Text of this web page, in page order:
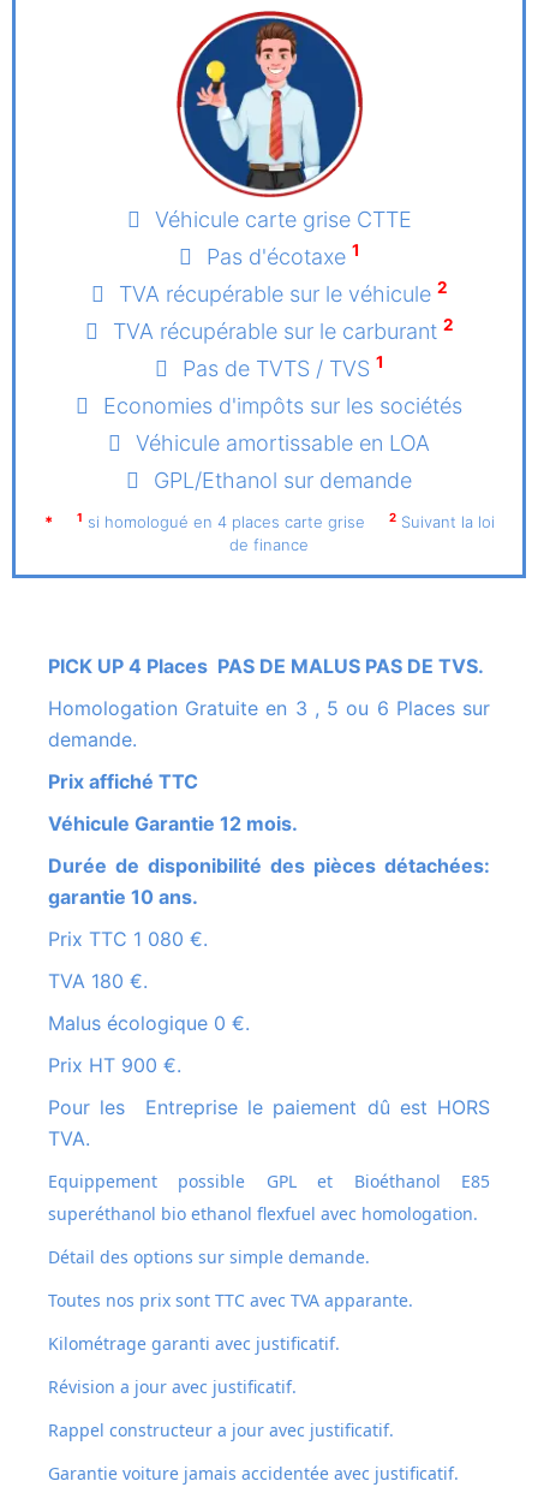
Véhicule carte grise CTTE
Pas d'écotaxe 1
TVA récupérable sur le véhicule 2
TVA récupérable sur le carburant 2
Pas de TVTS / TVS 1
Economies d'impôts sur les sociétés
Véhicule amortissable en LOA
GPL/Ethanol sur demande
* 1 si homologué en 4 places carte grise 2 Suivant la loi
de finance
PICK UP 4 Places PAS DE MALUS PAS DE TVS.
Homologation Gratuite en 3 , 5 ou 6 Places sur
demande.
Prix affiché TTC
Véhicule Garantie 12 mois.
Durée de disponibilité des pièces détachées:
garantie 10 ans.
Prix TTC 1 080 €.
TVA 180 €.
Malus écologique 0 €.
Prix HT 900 €.
Pour les Entreprise le paiement dû est HORS
TVA.
Equippement possible GPL et Bioéthanol E85
superéthanol bio ethanol flexfuel avec homologation.
Détail des options sur simple demande.
Toutes nos prix sont TTC avec TVA apparante.
Kilométrage garanti avec justificatif.
Révision a jour avec justificatif.
Rappel constructeur a jour avec justificatif.
Garantie voiture jamais accidentée avec justificatif.